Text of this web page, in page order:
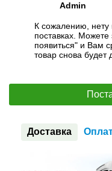
Admin
К сожалению,
поставках.
появиться" и Вам
товар снова будет
Доставка